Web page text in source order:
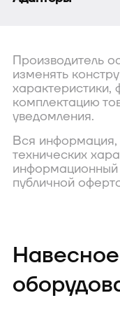
Производитель
изменять
характеристики,
комплектацию
уведомления.
Вся
технических
информационный
публичной